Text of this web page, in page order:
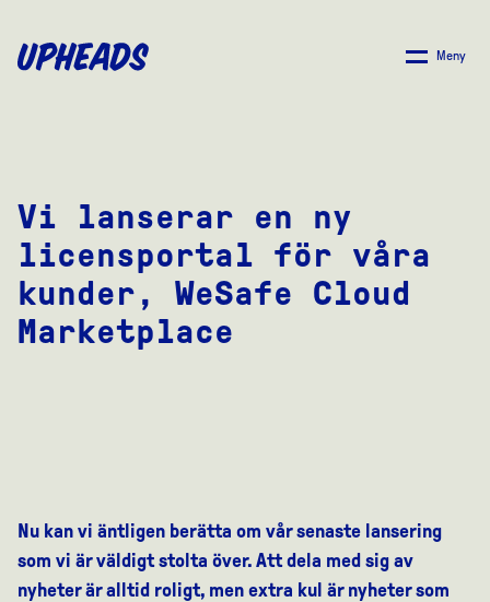
MAIN
Meny
Vi lanserar en ny
licensportal för våra
kunder, WeSafe Cloud
Marketplace
Nu kan vi äntligen berätta om vår senaste lansering
som vi är väldigt stolta över. Att dela med sig av
nyheter är alltid roligt, men extra kul är nyheter som